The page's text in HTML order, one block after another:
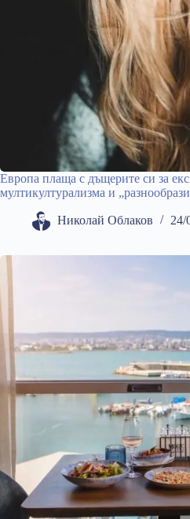
Европа плаща с дъщерите си за
мултикултурализма и
Николай Облаков 24/